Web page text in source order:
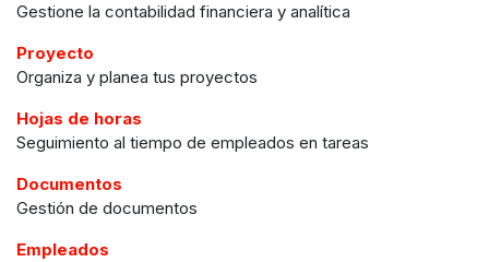
Gestione la contabilidad financiera y analítica
Proyecto
Organiza y planea tus proyectos
Hojas de horas
Seguimiento al tiempo de empleados en tareas
Documentos
Gestión de documentos
Empleados